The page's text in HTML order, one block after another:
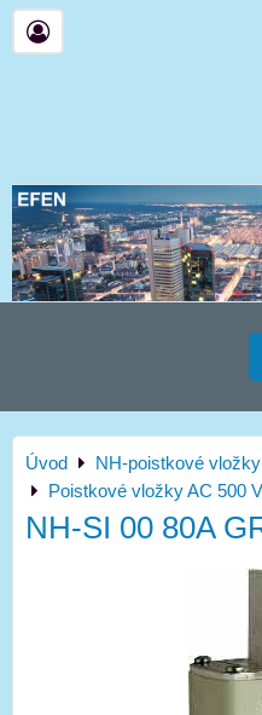
Úvod
NH-poistkové
Poistkové vložky AC 500
NH-SI 00 80A